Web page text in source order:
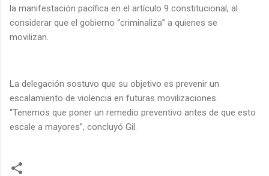
la manifestación pacífica en el artículo 9 constitucional, al
considerar que el gobierno “criminaliza” a quienes se
movilizan.
La delegación sostuvo que su objetivo es prevenir un
escalamiento de violencia en futuras movilizaciones.
“Tenemos que poner un remedio preventivo antes de que esto
escale a mayores”, concluyó Gil.